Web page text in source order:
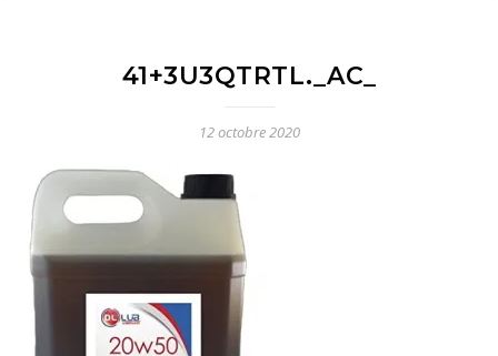
41+3U3QTRTL._AC_
12 octobre 2020